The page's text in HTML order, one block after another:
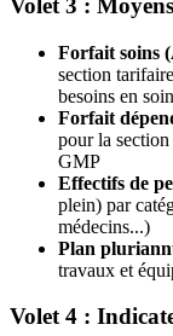
Volet 3 :
Forfait soins
section
besoins en
Forfait
pour la
GMP
Effectifs de
plein) par
médecins...)
Plan
travaux et
Volet 4 :